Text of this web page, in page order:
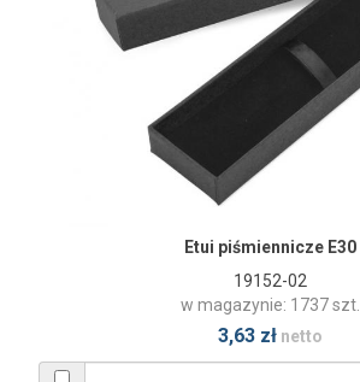
Etui piśmiennicze E30
19152-02
w magazynie: 1737 szt.
3,63 złnetto